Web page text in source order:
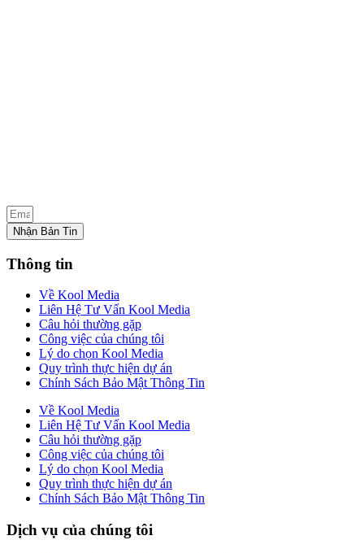
Nhận Bản Tin
Thông tin
Về Kool Media
Liên Hệ Tư Vấn Kool Media
Câu hỏi thường gặp
Công việc của chúng tôi
Lý do chọn Kool Media
Quy trình thực hiện dự án
Chính Sách Bảo Mật Thông Tin
Về Kool Media
Liên Hệ Tư Vấn Kool Media
Câu hỏi thường gặp
Công việc của chúng tôi
Lý do chọn Kool Media
Quy trình thực hiện dự án
Chính Sách Bảo Mật Thông Tin
Dịch vụ của chúng tôi